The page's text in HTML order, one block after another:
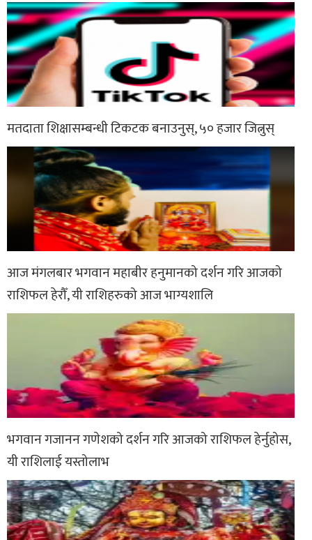
मतदाता शिक्षासम्बन्धी टिकटक बनाउनुस्, ५० हजार जित्नुस्
आज मंगलबार भगवान महाबीर हनुमानको दर्शन गरि आजको
राशिफल हेरौँ, यी राशिहरुको आज भाग्यशालि
भगवान गजानन गणेशको दर्शन गरि आजको राशिफल हेर्नुहोस,
यी राशिलाई यस्तोलाभ